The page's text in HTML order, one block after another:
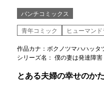
バンチコミックス
青年コミック
ヒューマンド
作品カナ：ボクノツマハハッ
シリーズ名： 僕の妻は発達障
とある夫婦の幸せのか